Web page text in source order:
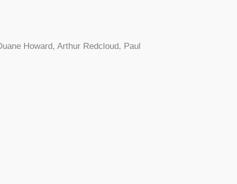
Howard, Arthur Red­cloud, Paul